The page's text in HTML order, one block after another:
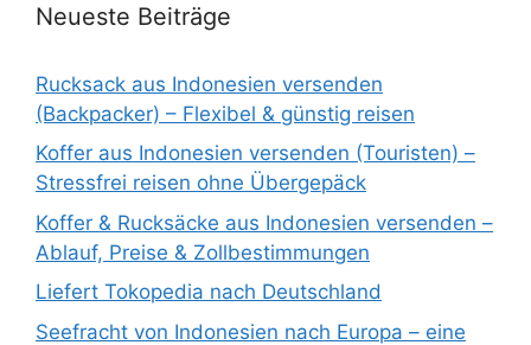
Neueste Beiträge
Rucksack aus Indonesien versenden
(Backpacker) – Flexibel & günstig reisen
Koffer aus Indonesien versenden (Touristen) –
Stressfrei reisen ohne Übergepäck
Koffer & Rucksäcke aus Indonesien versenden –
Ablauf, Preise & Zollbestimmungen
Liefert Tokopedia nach Deutschland
Seefracht von Indonesien nach Europa – eine